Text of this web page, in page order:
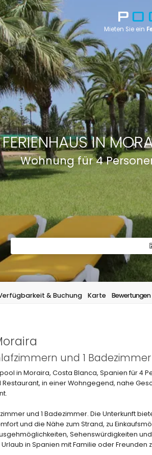
FERIENHAUS IN
Wohnung für 4
& Buchung Karte Bewertungen
und 1 Badezimmer
in Moraira, Costa Blanca, Spanien für 4
in einer Wohngegend, nahe
und 1 Badezimmer. Die Unterkunft
und die Nähe zum Strand, zu
Sehenswürdigkeiten
in Spanien mit Familie oder Freunden
Mieten Sie ein